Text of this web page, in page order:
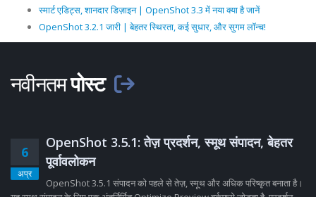
स्मार्ट एडिट्स, शानदार डिज़ाइन | OpenShot 3.3 में नया क्या है जानें
OpenShot 3.2.1 जारी | बेहतर स्थिरता, कई सुधार, और सुगम लॉन्च!
नवीनतमपोस्ट
6
अप्र
OpenShot 3.5.1: तेज़ प्रदर्शन, स्मूथ संपादन, बेहतर
पूर्वावलोकन
OpenShot 3.5.1 संपादन को पहले से तेज़, स्मूथ और अधिक परिष्कृत बनाता है।